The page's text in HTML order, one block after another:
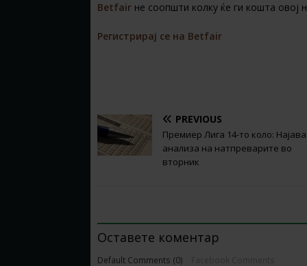
Betfair не соопшти колку ќе ги кошта овој
Регистрирај се на Betfair
PREVIOUS
Премиер Лига 14-то коло:
анализа на натпреварите во
вторник
Оставете коментар
Default Comments (0)